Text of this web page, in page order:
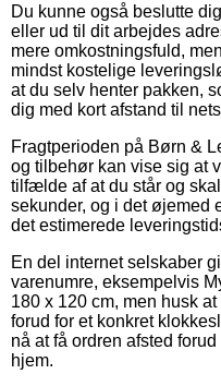
Du kunne også beslutte
eller ud til dit arbejdes
mere omkostningsfuld,
mindst kostelige
at du selv henter pakken,
dig med kort afstand til
Fragtperioden på Børn &
og tilbehør kan vise sig at
tilfælde af at du står og
sekunder, og i det øjemed
det estimerede
En del internet selskaber
varenumre, eksempelvis
180 x 120 cm, men husk
forud for et konkret
nå at få ordren afsted
hjem.